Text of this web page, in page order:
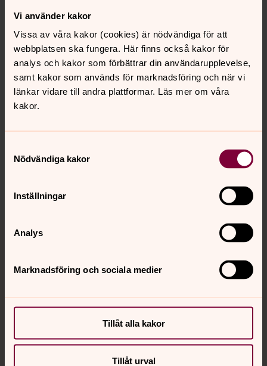
Vi använder kakor
Vissa av våra kakor (cookies) är nödvändiga för att
webbplatsen ska fungera. Här finns också kakor för
analys och kakor som förbättrar din användarupplevelse,
samt kakor som används för marknadsföring och när vi
länkar vidare till andra plattformar. Läs mer om våra
kakor.
Nödvändiga kakor
Inställningar
Analys
Marknadsföring och sociala medier
Tillåt alla kakor
Tillåt urval
Direkt: 0320-182 84Mobil: 076-114 91 69
E-post:
agnetha.haggander@svenskakyrkan.se
Synpunkter eller frågor på sidans
orbyskeneforsamling@svenskakyrkan.se